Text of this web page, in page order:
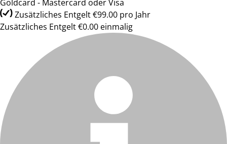
Goldcard - Mastercard oder Visa
Zusätzliches Entgelt €99.00 pro Jahr
Zusätzliches Entgelt €0.00 einmalig